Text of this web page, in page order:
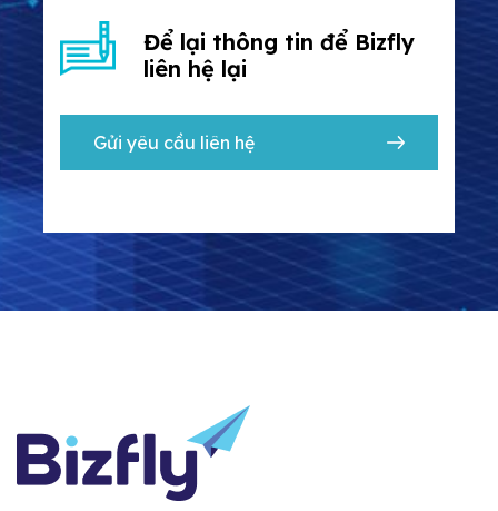
Để lại thông tin để Bizfly
liên hệ lại
Gửi yêu cầu liên hệ